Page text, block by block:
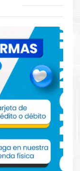
para
M476
para adquirir tus
dias. Escríbenos o
perfecta para tu
para impresora Hp